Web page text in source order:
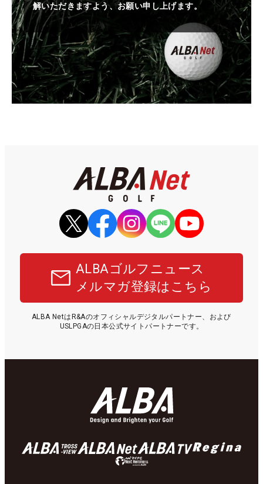
解いただきますよう、お願い申し上げます。
ALBAゴルフニュース
メルマガ登録はこちら
ALBA NetはR&Aのオフィシャルデジタルパートナー、および
USLPGAの日本公式サイトパートナーです。